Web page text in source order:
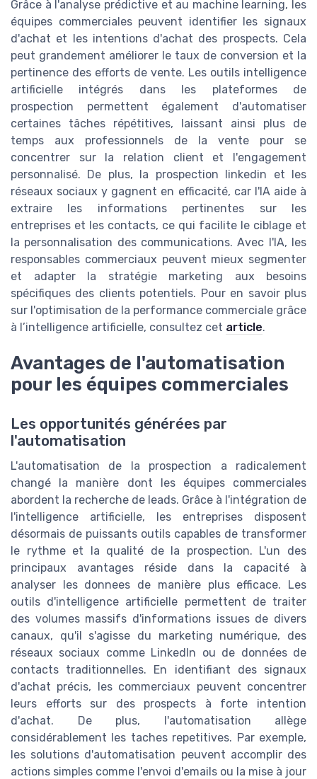
Grâce à l'analyse prédictive et au machine learning, les
équipes commerciales peuvent identifier les signaux
d'achat et les intentions d'achat des prospects. Cela
peut grandement améliorer le taux de conversion et la
pertinence des efforts de vente. Les outils intelligence
artificielle intégrés dans les plateformes de
prospection permettent également d'automatiser
certaines tâches répétitives, laissant ainsi plus de
temps aux professionnels de la vente pour se
concentrer sur la relation client et l'engagement
personnalisé. De plus, la prospection linkedin et les
réseaux sociaux y gagnent en efficacité, car l'IA aide à
extraire les informations pertinentes sur les
entreprises et les contacts, ce qui facilite le ciblage et
la personnalisation des communications. Avec l'IA, les
responsables commerciaux peuvent mieux segmenter
et adapter la stratégie marketing aux besoins
spécifiques des clients potentiels. Pour en savoir plus
sur l'optimisation de la performance commerciale grâce
à l’intelligence artificielle, consultez cet article.
Avantages de l'automatisation
pour les équipes commerciales
Les opportunités générées par
l'automatisation
L'automatisation de la prospection a radicalement
changé la manière dont les équipes commerciales
abordent la recherche de leads. Grâce à l'intégration de
l'intelligence artificielle, les entreprises disposent
désormais de puissants outils capables de transformer
le rythme et la qualité de la prospection. L'un des
principaux avantages réside dans la capacité à
analyser les donnees de manière plus efficace. Les
outils d'intelligence artificielle permettent de traiter
des volumes massifs d'informations issues de divers
canaux, qu'il s'agisse du marketing numérique, des
réseaux sociaux comme LinkedIn ou de données de
contacts traditionnelles. En identifiant des signaux
d'achat précis, les commerciaux peuvent concentrer
leurs efforts sur des prospects à forte intention
d'achat. De plus, l'automatisation allège
considérablement les taches repetitives. Par exemple,
les solutions d'automatisation peuvent accomplir des
actions simples comme l'envoi d'emails ou la mise à jour